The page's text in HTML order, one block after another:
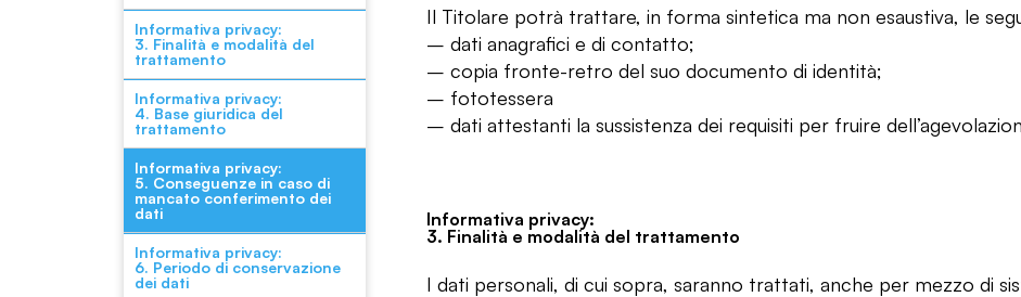
Informativa privacy:
3. Finalità e modalità del
trattamento
Informativa privacy:
4. Base giuridica del
trattamento
Informativa privacy:
5. Conseguenze in caso di
mancato conferimento dei
dati
Informativa privacy:
6. Periodo di conservazione
dei dati
Il Titolare potrà trattare, in forma sintetica ma non esaustiva, le
– dati anagrafici e di contatto;
– copia fronte-retro del suo documento di identità;
– fototessera
– dati attestanti la sussistenza dei requisiti per fruire
Informativa privacy:
3. Finalità e modalità del trattamento
I dati personali, di cui sopra, saranno trattati, anche per mezzo di